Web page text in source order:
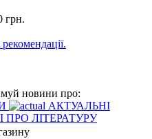
грн.
новини про:
АКТУАЛЬНІ
ПРО ЛІТЕРАТУРУ